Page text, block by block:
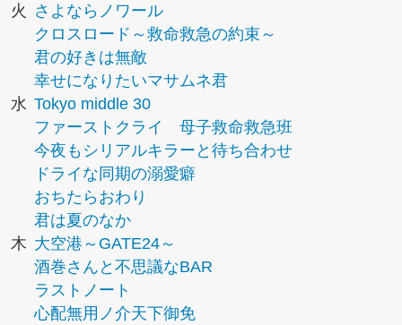
火
さよならノワール
クロスロード～救命救急の約束～
君の好きは無敵
幸せになりたいマサムネ君
水 Tokyo middle 30
ファーストクライ 母子救命救急班
今夜もシリアルキラーと待ち合わせ
ドライな同期の溺愛癖
おちたらおわり
君は夏のなか
木 大空港～GATE24～
酒巻さんと不思議なBAR
ラストノート
心配無用ノ介天下御免